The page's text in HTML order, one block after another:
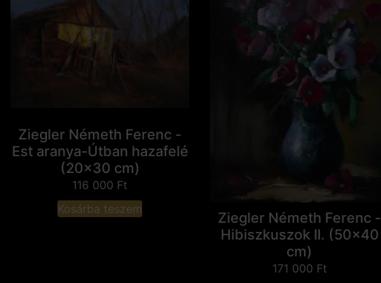
Ziegler Németh Ferenc -
Est aranya-Útban hazafelé
(20x30 cm)
116 000 Ft
Kosárba teszem
Ziegler Németh Ferenc -
Hibiszkuszok II. (50x40
cm)
171 000 Ft